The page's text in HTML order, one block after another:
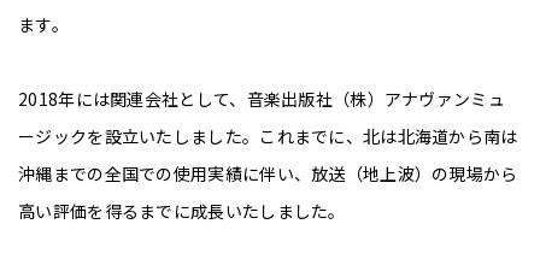
ます。
2018年には関連会社として、音楽出版社（株）アナヴァンミュ
ージックを設立いたしました。これまでに、北は北海道から南は
沖縄までの全国での使用実績に伴い、放送（地上波）の現場から
高い評価を得るまでに成長いたしました。